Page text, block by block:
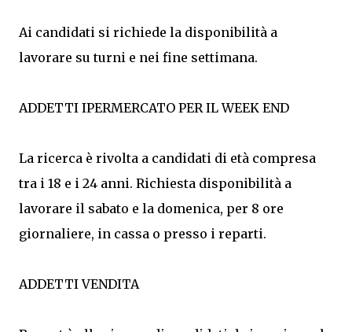
Ai candidati si richiede la disponibilità a
lavorare su turni e nei fine settimana.
ADDETTI IPERMERCATO PER IL WEEK END
La ricerca è rivolta a candidati di età compresa
tra i 18 e i 24 anni. Richiesta disponibilità a
lavorare il sabato e la domenica, per 8 ore
giornaliere, in cassa o presso i reparti.
ADDETTI VENDITA